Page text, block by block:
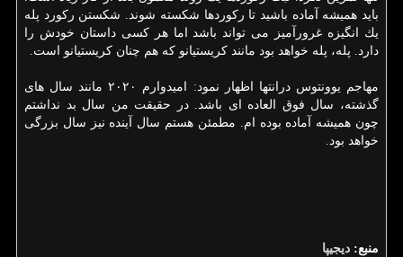
باید همیشه آماده باشید تا ركوردها شكسته شوند. شكستن ركورد پله
یك انگیزه غرورآمیز می تواند باشد اما هر كسی داستان خودش را
دارد. پله، پله خواهد بود مانند كریستیانو كه هم چنان كریستیانو است.
مهاجم یوونتوس درانتها اظهار نمود: امیدوارم ۲۰۲۰ مانند سال های
گذشته، سال فوق العاده ای باشد. در حقیقت من سال بد نداشتم
چون همیشه آماده بوده ام. مطمئن هستم سال آینده نیز سال بزرگی
خواهد بود.
منبع: دیجیپا